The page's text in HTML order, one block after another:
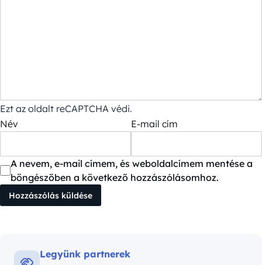
Ezt az oldalt reCAPTCHA védi.
Név
E-mail cím
A nevem, e-mail címem, és weboldalcímem mentése a
böngészőben a következő hozzászólásomhoz.
Legyünk partnerek